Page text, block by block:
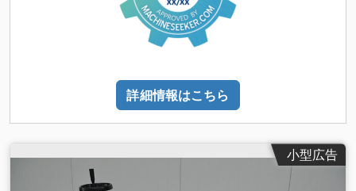
詳細情報はこちら
小型広告